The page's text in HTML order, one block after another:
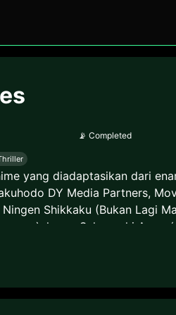
📡Completed
yang diadaptasikan dari
DY Media Partners,
Shikkaku (Bukan Lagi
karya Sakaguchi